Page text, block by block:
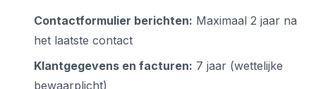
Contactformulier berichten: Maximaal 2 jaar na
het laatste contact
Klantgegevens en facturen: 7 jaar (wettelijke
bewaarplicht)